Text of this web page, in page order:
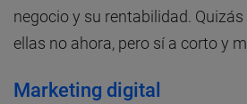
negocio y su rentabilidad.
ellas no ahora, pero sí a corto y
Marketing digital